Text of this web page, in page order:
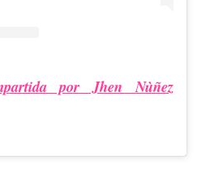
por Jhen Nùñez